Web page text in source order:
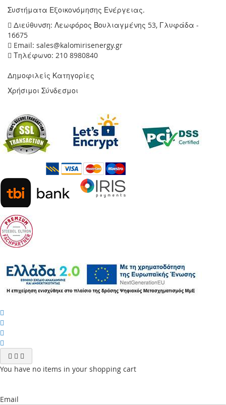
Συστήματα Εξοικονόμησης Ενέργειας.
Διεύθυνση: Λεωφόρος Βουλιαγμένης 53, Γλυφάδα -
16675
Email: sales@kalomirisenergy.gr
Τηλέφωνο: 210 8980840
Δημοφιλείς Κατηγορίες
Χρήσιμοι Σύνδεσμοι
You have no items in your shopping cart
Email